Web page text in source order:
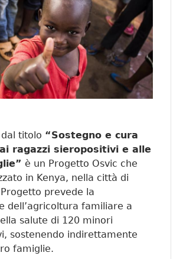
dal titolo “Sostegno e cura
ragazzi sieropositivi e alle
è un Progetto Osvic che
in Kenya, nella città di
prevede la
dell’agricoltura familiare a
salute di 120 minori
sostenendo indirettamente
famiglie.